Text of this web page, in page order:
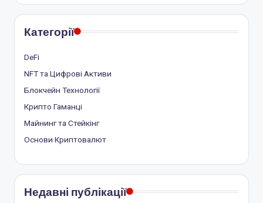
Категорії
DeFi
NFT та Цифрові Активи
Блокчейн Технології
Крипто Гаманці
Майнинг та Стейкінг
Основи Криптовалют
Недавні публікації